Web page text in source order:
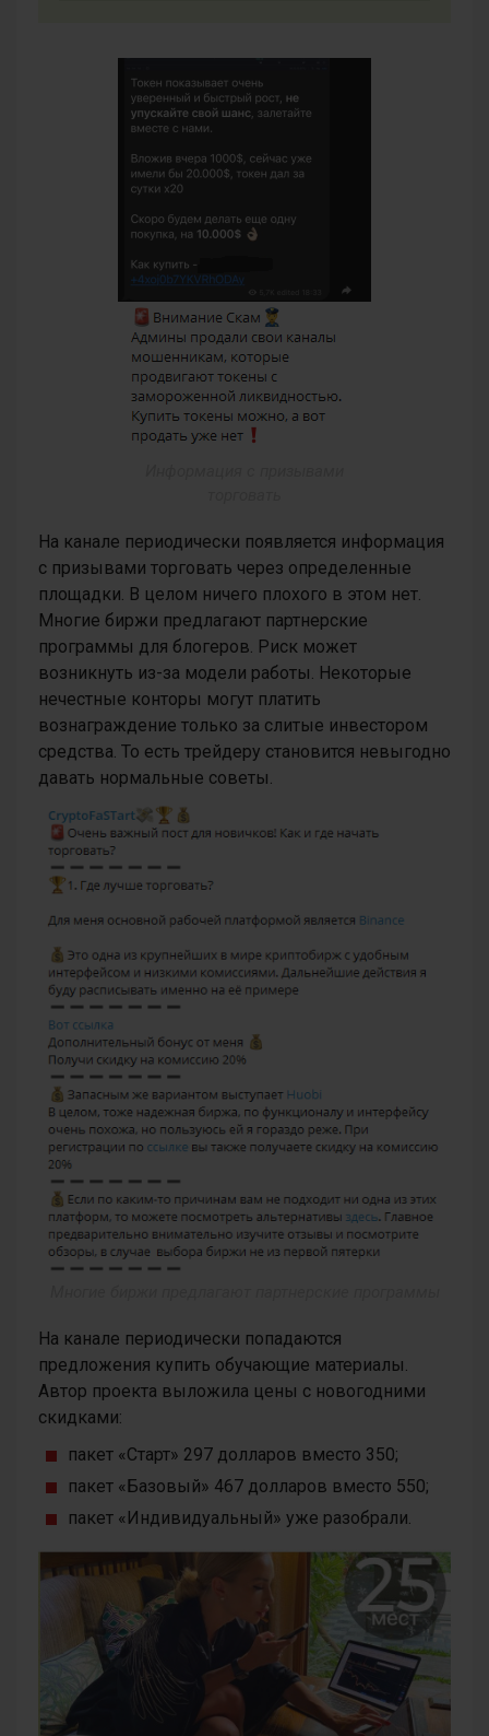
На канале периодически появляется информация
с призывами торговать через определенные
площадки. В целом ничего плохого в этом нет.
Многие биржи предлагают партнерские
программы для блогеров. Риск может
возникнуть из-за модели работы. Некоторые
нечестные конторы могут платить
вознаграждение только за слитые инвестором
средства. То есть трейдеру становится невыгодно
давать нормальные советы.
На канале периодически попадаются
предложения купить обучающие материалы.
Автор проекта выложила цены с новогодними
скидками:
пакет «Старт» 297 долларов вместо 350;
пакет «Базовый» 467 долларов вместо 550;
пакет «Индивидуальный» уже разобрали.